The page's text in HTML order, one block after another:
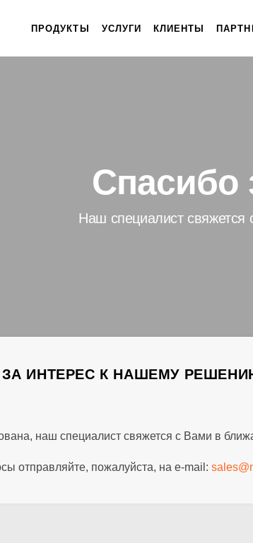
ПРОДУКТЫ УСЛУГИ КЛИЕНТЫ
Спасибо
Наш специалист
ИНТЕРЕС К НАШЕМУ
наш специалист свяжется с Вами в
отправляйте, пожалуйста, на e-mail: